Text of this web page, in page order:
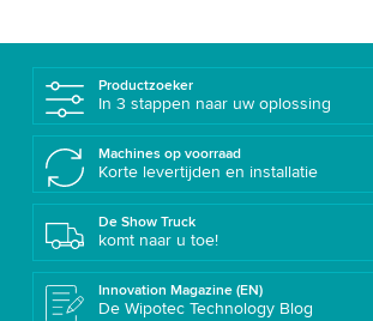
Productzoeker
In 3 stappen naar uw oplossing
Machines op voorraad
Korte levertijden en installatie
De Show Truck
komt naar u toe!
Innovation Magazine (EN)
De Wipotec Technology Blog